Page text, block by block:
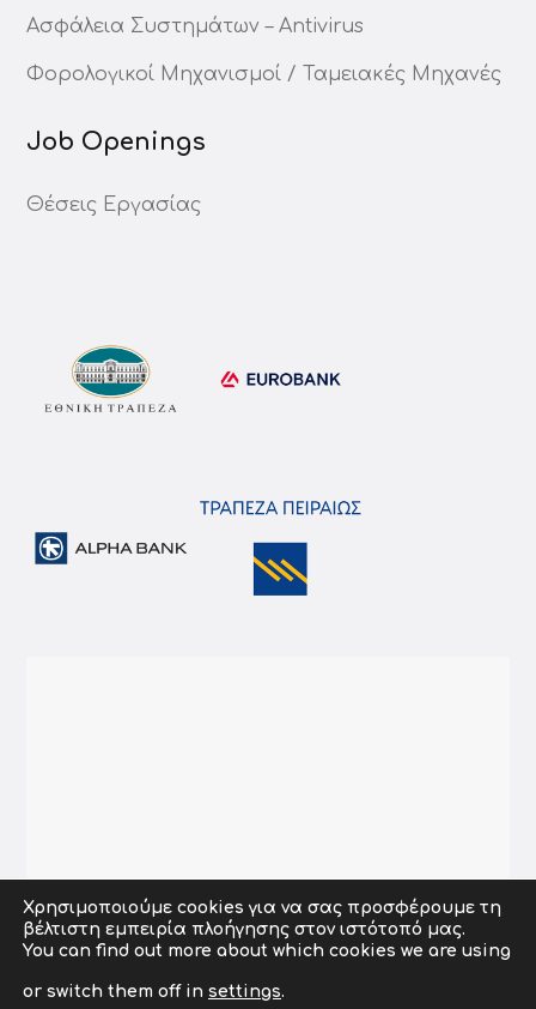
Ασφάλεια Συστημάτων – Antivirus
Φορολογικοί Μηχανισμοί / Ταμειακές Μηχανές
Job Openings
Θέσεις Εργασίας
Χρησιμοποιούμε cookies για να σας προσφέρουμε τη
βέλτιστη εμπειρία πλοήγησης στον ιστότοπό μας.
You can find out more about which cookies we are using
or switch them off in settings.